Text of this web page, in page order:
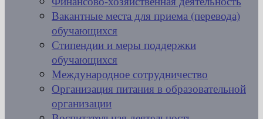
Вакантные места для приема (перевода)
обучающихся
Стипендии и меры поддержки
обучающихся
Международное сотрудничество
Организация питания в образовательной
организации